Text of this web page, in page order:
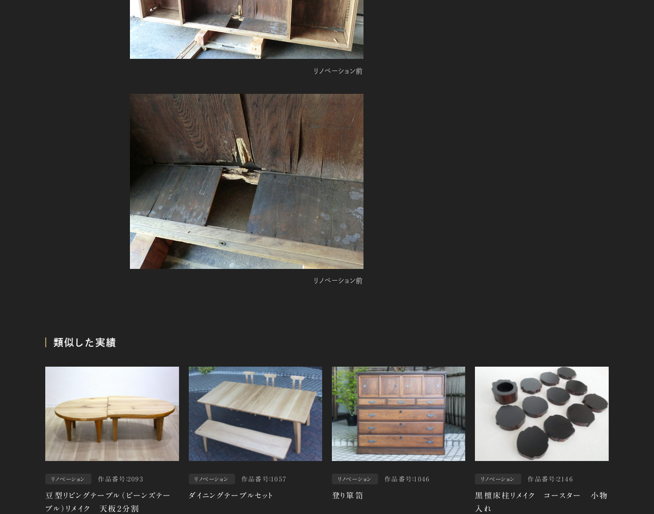
リノベーション前
リノベーション前
類似した実績
リノベーション 作品番号：2093
豆型リビングテーブル（ビーンズテー
ブル）リメイク 天板2分割
リノベーション 作品番号：1057
ダイニングテーブルセット
リノベーション 作品番号：1046
登り箪笥
リノベーション 作品番号：2146
黒檀床柱リメイク コースター 小物
入れ